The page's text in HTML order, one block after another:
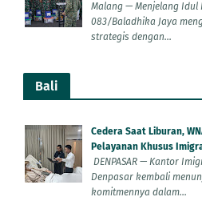
Malang — Menjelang Idul
083/Baladhika Jaya
strategis dengan...
Bali
Cedera Saat Liburan,
Pelayanan Khusus
DENPASAR — Kantor
Denpasar kembali
komitmennya dalam...